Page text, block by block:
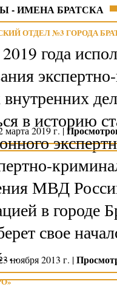
- ИМЕНА БРАТСКА
ОТДЕЛ №3 ГОРОДА
года
внутренних
в историю
МВД
в городе
свое
марта 2019 г. |
ноября 2013 г. |